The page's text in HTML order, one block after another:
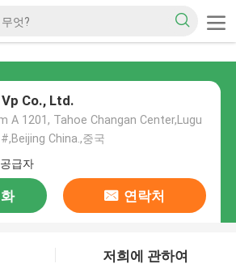
Co., Ltd.
A 1201, Tahoe Changan Center,Lugu
China.,중국
급자
연락처
저희에 관하여